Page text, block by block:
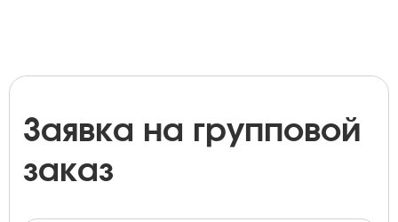
Заявка на групповой
заказ